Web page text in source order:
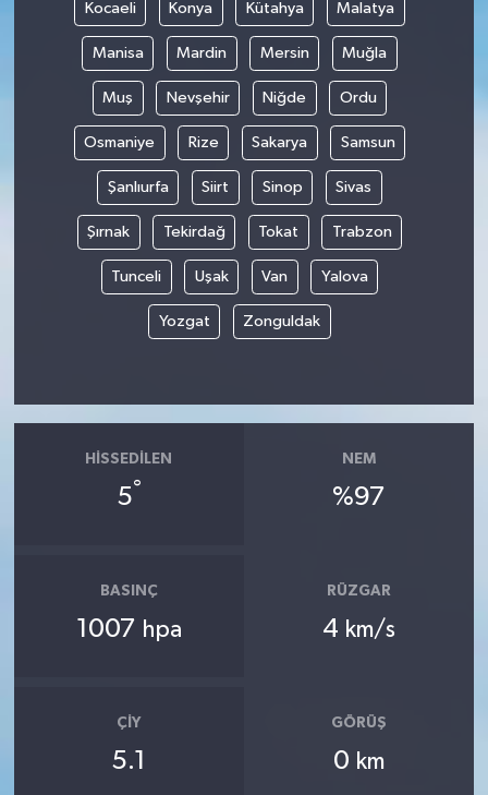
Kocaeli Konya Kütahya Malatya
Manisa Mardin Mersin Muğla
Muş Nevşehir Niğde Ordu
Osmaniye Rize Sakarya Samsun
Şanlıurfa Siirt Sinop Sivas
Şırnak Tekirdağ Tokat Trabzon
Tunceli Uşak Van Yalova
Yozgat Zonguldak
HISSEDILEN
5°
NEM
%97
BASINÇ
1007 hpa
RÜZGAR
4 km/s
ÇIY
5.1
GÖRÜŞ
0 km